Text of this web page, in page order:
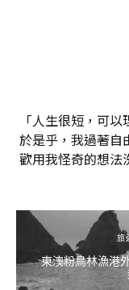
「人生很短，可
於是乎，我過著自
歡用我怪奇的想法
旅
東澳粉鳥林漁港